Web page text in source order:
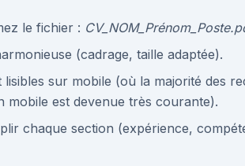
le fichier :
(cadrage, taille adaptée).
sur mobile (où la majorité des
mobile est devenue très courante).
chaque section (expérience,